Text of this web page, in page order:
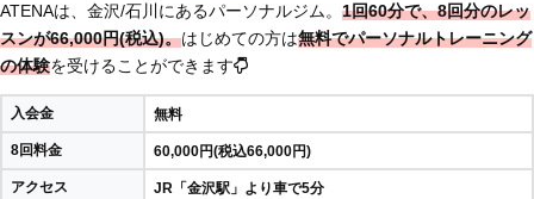
ATENAは、金沢/石川にあるパーソナルジム。 1回60分で、8回分のレッ
スンが66,000円(税込)。はじめての方は無料でパーソナルトレーニング
の体験を受けることができます
入会金 無料
8回料金 60,000円(税込66,000円)
アクセス JR「金沢駅」より車で5分